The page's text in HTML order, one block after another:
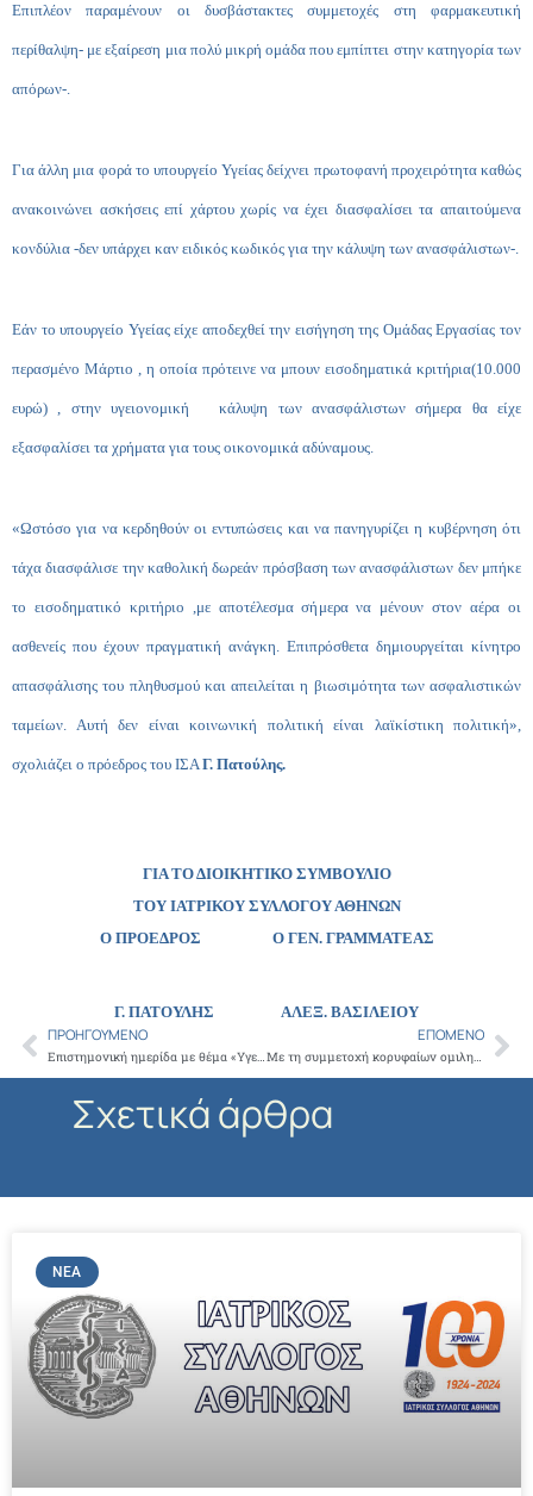
Επιπλέον παραμένουν οι δυσβάστακτες συμμετοχές στη φαρμακευτική
περίθαλψη- με εξαίρεση μια πολύ μικρή ομάδα που εμπίπτει στην κατηγορία των
απόρων-.
Για άλλη μια φορά το υπουργείο Υγείας δείχνει πρωτοφανή προχειρότητα καθώς
ανακοινώνει ασκήσεις επί χάρτου χωρίς να έχει διασφαλίσει τα απαιτούμενα
κονδύλια -δεν υπάρχει καν ειδικός κωδικός για την κάλυψη των ανασφάλιστων-.
Εάν το υπουργείο Υγείας είχε αποδεχθεί την εισήγηση της Ομάδας Εργασίας τον
περασμένο Μάρτιο , η οποία πρότεινε να μπουν εισοδηματικά κριτήρια(10.000
ευρώ) , στην υγειονομική κάλυψη των ανασφάλιστων σήμερα θα είχε
εξασφαλίσει τα χρήματα για τους οικονομικά αδύναμους.
«Ωστόσο για να κερδηθούν οι εντυπώσεις και να πανηγυρίζει η κυβέρνηση ότι
τάχα διασφάλισε την καθολική δωρεάν πρόσβαση των ανασφάλιστων δεν μπήκε
το εισοδηματικό κριτήριο ,με αποτέλεσμα σήμερα να μένουν στον αέρα οι
ασθενείς που έχουν πραγματική ανάγκη. Επιπρόσθετα δημιουργείται κίνητρο
απασφάλισης του πληθυσμού και απειλείται η βιωσιμότητα των ασφαλιστικών
ταμείων. Αυτή δεν είναι κοινωνική πολιτική είναι λαϊκίστικη πολιτική»,
σχολιάζει ο πρόεδρος του ΙΣΑΓ. Πατούλης.
ΓΙΑ ΤΟ ΔΙΟΙΚΗΤΙΚΟ ΣΥΜΒΟΥΛΙΟ
ΤΟΥ ΙΑΤΡΙΚΟΥ ΣΥΛΛΟΓΟΥ ΑΘΗΝΩΝ
Ο ΠΡΟΕΔΡΟΣ Ο ΓΕΝ. ΓΡΑΜΜΑΤΕΑΣ
Γ. ΠΑΤΟΥΛΗΣ ΑΛΕΞ. ΒΑΣΙΛΕΙΟΥ
Prev
ΠΡΟΗΓΟΎΜΕΝΟ
Επιστημονική ημερίδα με θέμα «Υγειονομική Διαχείριση Μετακινούμενων Πληθυσμών – Προσφύγων», υπό την αιγίδα του ΙΣΑ (13 Απριλίου 2016)
ΕΠΌΜΕΝΟ
Με τη συμμετοχή κορυφαίων ομιλητών, θα διεξαχθεί το 1ο Ιατρικό Συνέδριο Επαγγελματικής Πρακτικής που διοργανώνει ο ΙΣΑ ( 16 & 17 Απριλίου, συνεδριακό κέντρο HELEXPO MAROUSSI)
Σχετικά άρθρα
ΝΈΑ